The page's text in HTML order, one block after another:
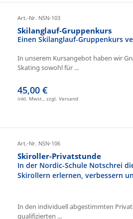
Art.-Nr. NSN-103
Skilanglauf-Gruppenkurs
Einen Skilanglauf-Gruppenkurs
In unserem Kursangebot haben wir
Skating sowohl für ...
45,00 €
inkl. Mwst., zzgl. Versand
Art.-Nr. NSN-106
Skiroller-Privatstunde
In der Nordic-Schule Notschrei
Skirollern erlernen, verbessern
In den individuell abgestimmten
qualifizierten ...